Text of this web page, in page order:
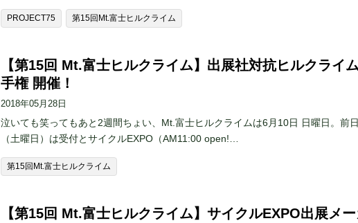
PROJECT75 第15回Mt.富士ヒルクライム
【第15回 Mt.富士ヒルクライム】出展社対抗ヒルクライ
手権 開催！
2018年05月28日
泣いても笑ってもあと2週間ちょい、Mt.富士ヒルクライムは6月10日 日曜日。前
（土曜日）は受付とサイクルEXPO（AM11:00 open!…
第15回Mt.富士ヒルクライム
【第15回 Mt.富士ヒルクライム】サイクルEXPO出展メー